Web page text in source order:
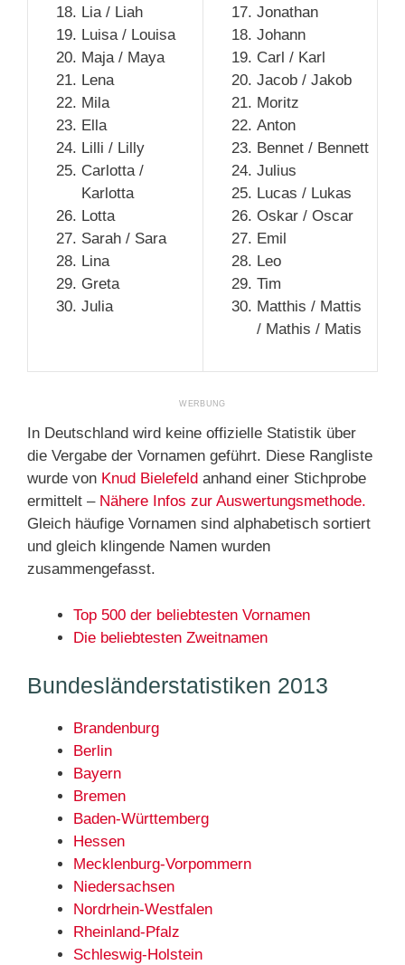
Lia / Liah
Luisa / Louisa
Maja / Maya
Lena
Mila
Ella
Lilli / Lilly
Carlotta /
Karlotta
Lotta
Sarah / Sara
Lina
Greta
Julia
Jonathan
Johann
Carl / Karl
Jacob / Jakob
Moritz
Anton
Bennet / Bennett
Julius
Lucas / Lukas
Oskar / Oscar
Emil
Leo
Tim
Matthis / Mattis
/ Mathis / Matis
In Deutschland wird keine offizielle Statistik über
die Vergabe der Vornamen geführt. Diese Rangliste
wurde von Knud Bielefeld anhand einer Stichprobe
ermittelt – Nähere Infos zur Auswertungsmethode.
Gleich häufige Vornamen sind alphabetisch sortiert
und gleich klingende Namen wurden
zusammengefasst.
Top 500 der beliebtesten Vornamen
Die beliebtesten Zweitnamen
Bundesländerstatistiken 2013
Brandenburg
Berlin
Bayern
Bremen
Baden-Württemberg
Hessen
Mecklenburg-Vorpommern
Niedersachsen
Nordrhein-Westfalen
Rheinland-Pfalz
Schleswig-Holstein